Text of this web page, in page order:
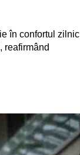
în confortul zilnic
reafirmând